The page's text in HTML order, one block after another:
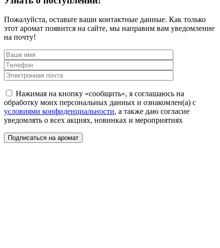
Пожалуйста, оставьте ваши контактные данные. Как только
этот аромат появится на сайте, мы направим вам уведомление
на почту!
Нажимая на кнопку «сообщить», я соглашаюсь на
обработку моих персональных данных и ознакомлен(а) с
условиями конфиденциальности, а также даю согласие
уведомлять о всех акциях, новинках и мероприятиях